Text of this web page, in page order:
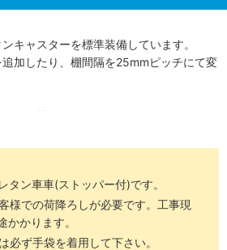
キャスターを標準装備しています。
加したり、棚間隔を25mmピッチにて変
種工場などに。
、No.4仕上）
ン車車(ストッパー付)です。
様での荷降ろしが必要です。工事現
かかります。
必ず手袋を着用して下さい。